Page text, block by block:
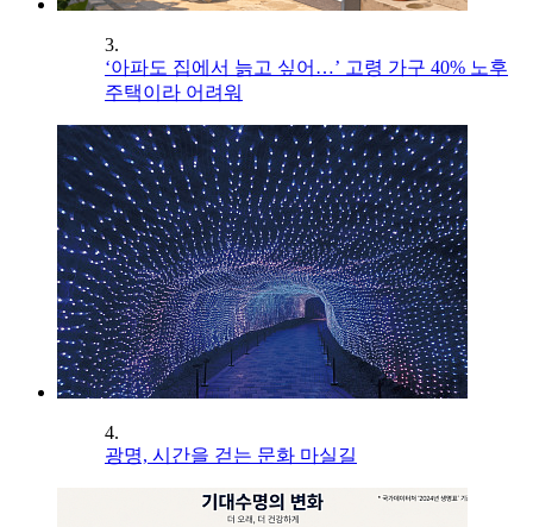
3.
‘아파도 집에서 늙고 싶어…’ 고령 가구 40% 노후
주택이라 어려워
4.
광명, 시간을 걷는 문화 마실길